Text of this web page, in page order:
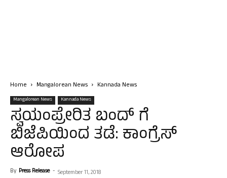
Home Mangalorean News Kannada News
Mangalorean News Kannada News
ಸ್ವಯಂಪ್ರೇರಿತ ಬಂದ್ ಗೆ
ಬಿಜೆಪಿಯಿಂದ ತಡೆ: ಕಾಂಗ್ರೆಸ್
ಆರೋಪ
By Press Release - September 11, 2018